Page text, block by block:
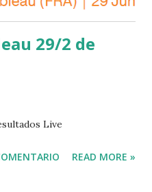
29/2 de
Live
READ MORE »